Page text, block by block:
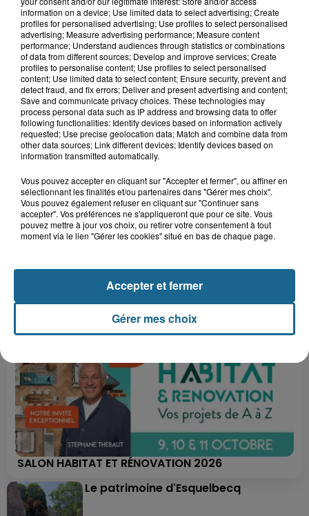
+ DE CADEAUX
Parc
Gagnez vos entrées pour le parc
Bagatelle
Gagnez vos entrées pour Plopsaland
SALON HABITAT ET RÉNOVATION 2026
Le patrimoine d'Esquelbecq
information on a device; Use limited data to select advertising; Create
profiles for personalised advertising; Use profiles to select personalised
advertising; Measure advertising performance; Measure content
performance; Understand audiences through statistics or combinations
of data from different sources; Develop and improve services; Create
profiles to personalise content; Use profiles to select personalised
content; Use limited data to select content; Ensure security, prevent and
detect fraud, and fix errors; Deliver and present advertising and content;
Save and communicate privacy choices. These technologies may
process personal data such as IP address and browsing data to offer
following functionalities: Identify devices based on information actively
requested; Use precise geolocation data; Match and combine data from
other data sources; Link different devices; Identify devices based on
information transmitted automatically.
Vous pouvez accepter en cliquant sur "Accepter et fermer", ou affiner en
sélectionnant les finalités et/ou partenaires dans "Gérer mes choix".
Vous pouvez également refuser en cliquant sur "Continuer sans
accepter". Vos préférences ne s'appliqueront que pour ce site. Vous
pouvez mettre à jour vos choix, ou retirer votre consentement à tout
moment via le lien "Gérer les cookies" situé en bas de chaque page.
Gérer mes choix
Accepter et fermer